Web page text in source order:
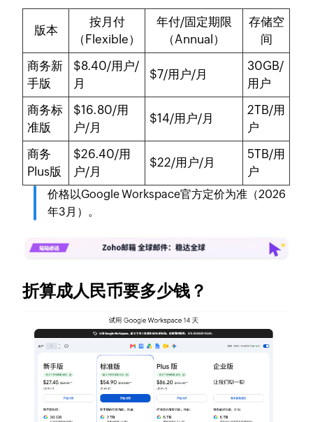
版本
按月付
（Flexible）
年付/固定期限
（Annual）
存储空
间
商务新
手版
$8.40/用户/
月
$7/用户/月
30GB/
用户
商务标
准版
$16.80/用
户/月
$14/用户/月
2TB/用
户
商务
Plus版
$26.40/用
户/月
$22/用户/月
5TB/用
户
价格以Google Workspace官方定价为准（2026
年3月）。
折算成人民币要多少钱？